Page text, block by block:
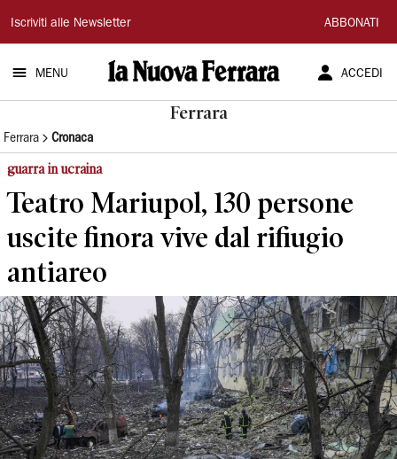
La
Nuova
Ferrara
Iscriviti alle Newsletter ABBONATI
MENU ACCEDI
Ferrara
Ferrara Cronaca
guarra in ucraina
Teatro Mariupol, 130 persone
uscite finora vive dal rifiugio
antiareo